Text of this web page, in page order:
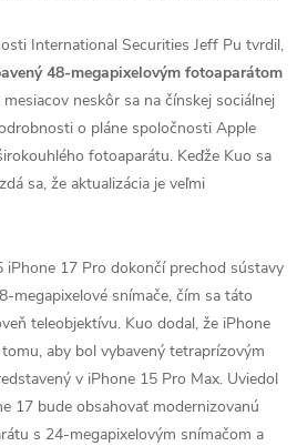
International Securities Jeff Pu tvrdil,
48-megapixelovým fotoaparátom
neskôr sa na čínskej sociálnej
o pláne spoločnosti Apple
fotoaparátu. Keďže Kuo sa
sa, že aktualizácia je veľmi
iPhone 17 Pro dokončí prechod sústavy
megapixelové snímače, čím sa táto
teleobjektívu. Kuo dodal, že iPhone
aby bol vybavený tetraprízovým
v iPhone 15 Pro Max. Uviedol
17 bude obsahovať modernizovanú
s 24-megapixelovým snímačom a